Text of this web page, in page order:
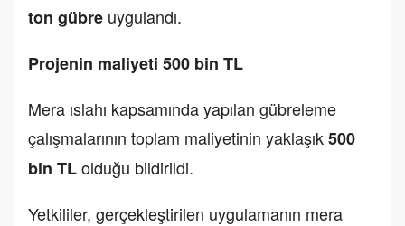
ton gübre uygulandı.
Projenin maliyeti 500 bin TL
Mera ıslahı kapsamında yapılan gübreleme
çalışmalarının toplam maliyetinin yaklaşık500
bin TLolduğu bildirildi.
Yetkililer, gerçekleştirilen uygulamanın mera